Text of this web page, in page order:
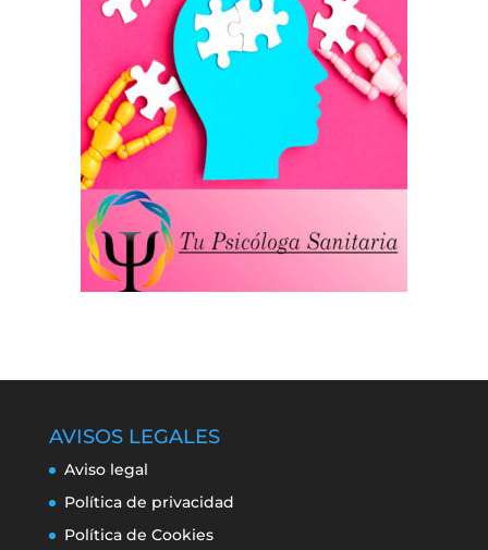
AVISOS LEGALES
Aviso legal
Política de privacidad
Política de Cookies